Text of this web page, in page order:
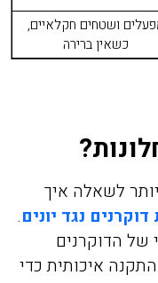
ושטחים חקלאיים,
כשאין ברירה
לשאלה איך
נגד יונים.
הדוקרנים
איכותית כדי